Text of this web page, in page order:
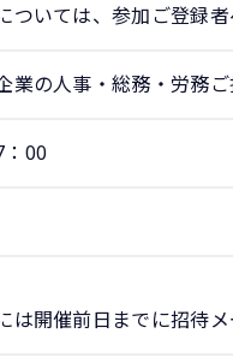
いては、参加ご登録者
業の人事・総務・労務
：00
開催前日までに招待メ